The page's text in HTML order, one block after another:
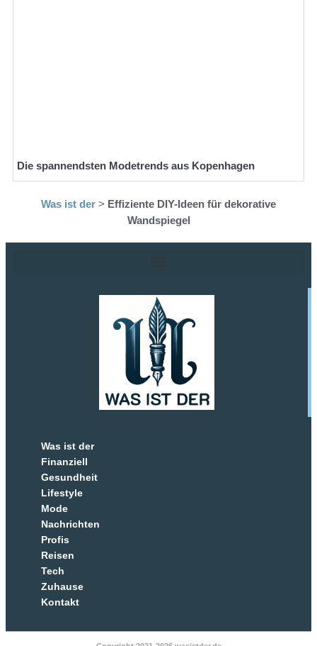
Die spannendsten Modetrends aus Kopenhagen
Was ist der > Effiziente DIY-Ideen für dekorative
Wandspiegel
Was ist der
Finanziell
Gesundheit
Lifestyle
Mode
Nachrichten
Profis
Reisen
Tech
Zuhause
Kontakt